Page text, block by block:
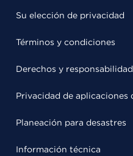
Su elección de privacidad
Términos y condiciones
Derechos y
Privacidad de aplicaciones
Planeación para desastres
Información técnica